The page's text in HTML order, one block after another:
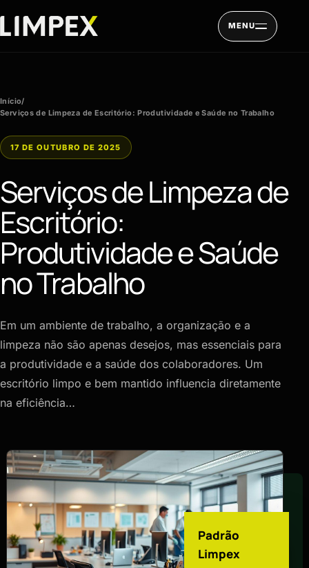
MENU
Início/
Serviços de Limpeza de Escritório: Produtividade e Saúde no Trabalho
17 DE OUTUBRO DE 2025
Serviços de Limpeza de
Escritório:
Produtividade e Saúde
no Trabalho
Em um ambiente de trabalho, a organização e a
limpeza não são apenas desejos, mas essenciais para
a produtividade e a saúde dos colaboradores. Um
escritório limpo e bem mantido influencia diretamente
na eficiência…
Padrão
Limpex